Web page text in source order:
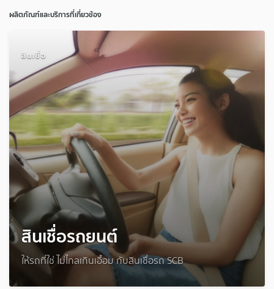
ผลิตภัณฑ์และบริการที่เกี่ยวข้อง
สินเชื่อ
สินเชื่อรถยนต์
ให้รถที่ใช่ ไม่ไกลเกินเอื้อม กับสินเชื่อรถ SCB